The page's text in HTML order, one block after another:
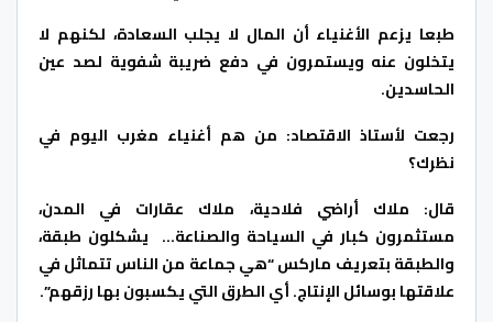
طبعا يزعم الأغنياء أن المال لا يجلب السعادة، لكنهم لا
يتخلون عنه ويستمرون في دفع ضريبة شفوية لصد عين
الحاسدين.
رجعت لأستاذ الاقتصاد: من هم أغنياء مغرب اليوم في
نظرك؟
قال: ملاك أراضي فلاحية، ملاك عقارات في المدن،
مستثمرون كبار في السياحة والصناعة… يشكلون طبقة،
والطبقة بتعريف ماركس “هي جماعة من الناس تتماثل في
علاقتها بوسائل الإنتاج. أي الطرق التي يكسبون بها رزقهم”.